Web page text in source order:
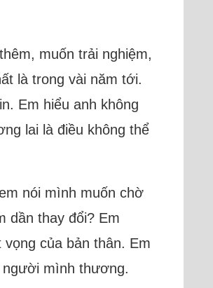
muốn trải nghiệm,
là trong vài năm tới.
Em hiểu anh không
lai là điều không thể
nói mình muốn chờ
dần thay đổi? Em
của bản thân. Em
người mình thương.